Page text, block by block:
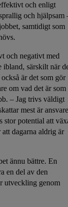
och enligt
och hjälpsam
samtidigt som
och negativt med
ibland, särskilt när
är det som gör
om vad det är som
– Jag trivs väldigt
mest är
stor potential att
dagarna aldrig är
ännu bättre. En
en del av den
utveckling genom